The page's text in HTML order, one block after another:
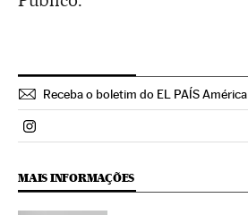
Receba o boletim do EL PAÍS América
Politica El País Brasil en Instagram
MAIS INFORMAÇÕES